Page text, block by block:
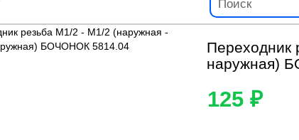
Переходник
наружная)
125 ₽